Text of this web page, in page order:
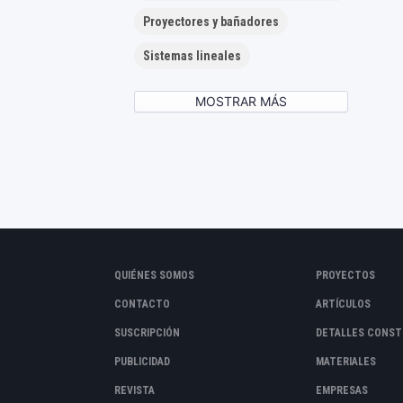
Proyectores y bañadores
Sistemas lineales
MOSTRAR MÁS
QUIÉNES SOMOS
CONTACTO
SUSCRIPCIÓN
PUBLICIDAD
REVISTA
PROYECTOS
ARTÍCULOS
DETALLES
MATERIALES
EMPRESAS